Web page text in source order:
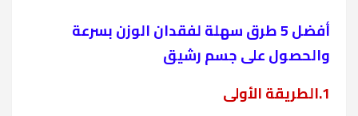
أفضل 5 طرق سهلة لفقدان الوزن بسرعة
والحصول على جسم رشيق
1.الطريقة الأولى